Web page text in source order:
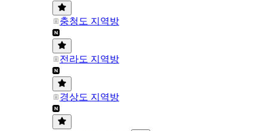
충청도 지역방
전라도 지역방
경상도 지역방